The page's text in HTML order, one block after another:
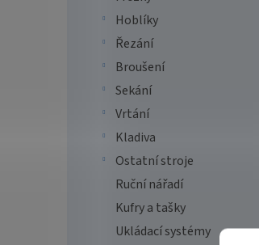
Hoblíky
Řezání
Broušení
Sekání
Vrtání
Kladiva
Ostatní stroje
Ruční nářadí
Kufry a tašky
Ukládací systémy